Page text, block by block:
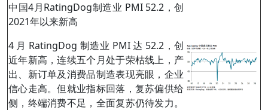
中国4月RatingDog制造业 PMI 52.2，创
2021年以来新高
4 月 RatingDog 制造业 PMI 达 52.2，创
近年新高，连续五个月处于荣枯线上，产
出、新订单及消费品制造表现亮眼，企业
信心走高。但就业指标回落，复苏偏供给
侧，终端消费不足，全面复苏仍待发力。